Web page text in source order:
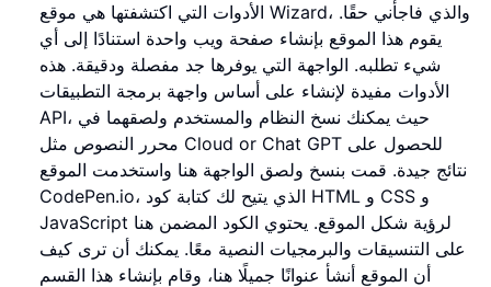
الأدوات التي اكتشفتها هي موقع Wizard، والذي فاجأني حقًا.
يقوم هذا الموقع بإنشاء صفحة ويب واحدة استنادًا إلى أي
شيء تطلبه. الواجهة التي يوفرها جد مفصلة ودقيقة. هذه
الأدوات مفيدة لإنشاء على أساس واجهة برمجة التطبيقات
API، حيث يمكنك نسخ النظام والمستخدم ولصقهما في
محرر النصوص مثل Cloud or Chat GPT للحصول على
نتائج جيدة. قمت بنسخ ولصق الواجهة هنا واستخدمت الموقع
CodePen.io، الذي يتيح لك كتابة كود HTML و CSS و
JavaScript لرؤية شكل الموقع. يحتوي الكود المضمن هنا
على التنسيقات والبرمجيات النصية معًا. يمكنك أن ترى كيف
أن الموقع أنشأ عنوانًا جميلًا هنا، وقام بإنشاء هذا القسم